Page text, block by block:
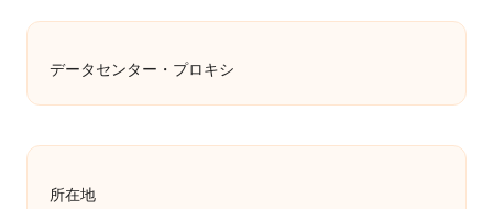
データセンター・プロキシ
所在地